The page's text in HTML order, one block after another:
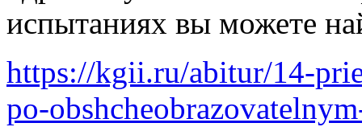
испытаниях вы можете
https://kgii.ru/abitur/14-
po-